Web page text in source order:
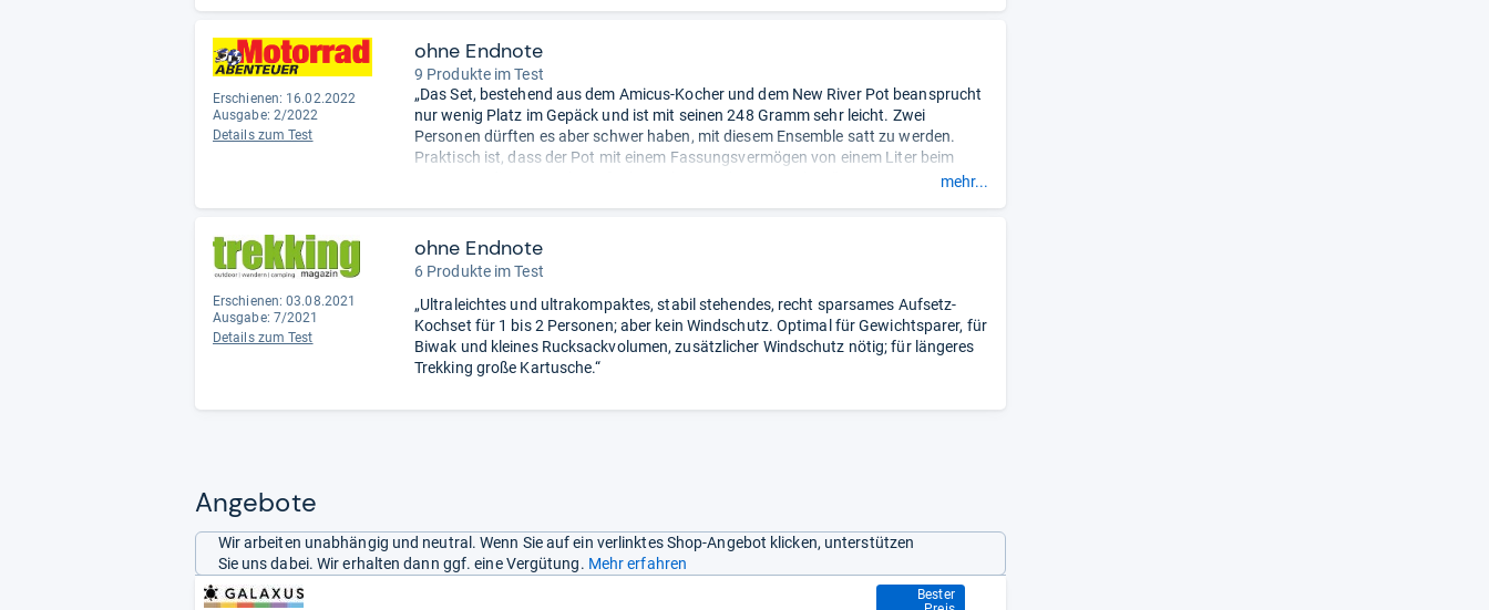
Erschienen: 16.02.2022
Ausgabe: 2/2022
Details zum Test
ohne Endnote
9 Produkte im Test
„Das Set, bestehend aus dem Amicus-Kocher und dem New River Pot beansprucht
nur wenig Platz im Gepäck und ist mit seinen 248 Gramm sehr leicht. Zwei
Personen dürften es aber schwer haben, mit diesem Ensemble satt zu werden.
Praktisch ist, dass der Pot mit einem Fassungsvermögen von einem Liter beim
mehr...
Erschienen: 03.08.2021
Ausgabe: 7/2021
Details zum Test
ohne Endnote
6 Produkte im Test
„Ultraleichtes und ultrakompaktes, stabil stehendes, recht sparsames Aufsetz-
Kochset für 1 bis 2 Personen; aber kein Windschutz. Optimal für Gewichtsparer, für
Biwak und kleines Rucksackvolumen, zusätzlicher Windschutz nötig; für längeres
Trekking große Kartusche.“
Angebote
Wir arbeiten unabhängig und neutral. Wenn Sie auf ein verlinktes Shop-Angebot klicken, unterstützen
Sie uns dabei. Wir erhalten dann ggf. eine Vergütung. Mehr erfahren
Bester
67,69 €